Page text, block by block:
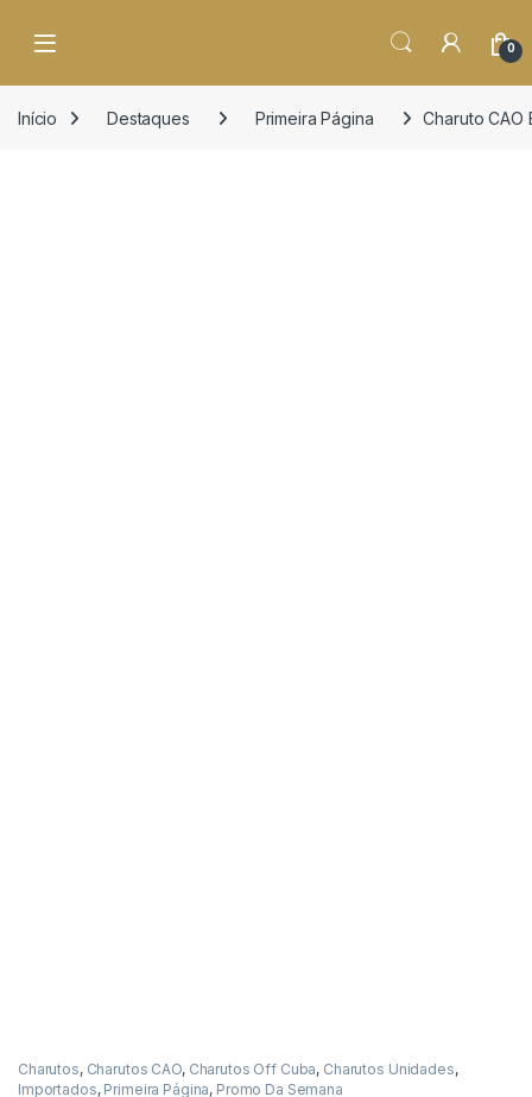
Open 0
Início Destaques Primeira Página Charuto CAO
Charutos, Charutos CAO, Charutos Off Cuba, Charutos Unidades,
Importados, Primeira Página, Promo Da Semana